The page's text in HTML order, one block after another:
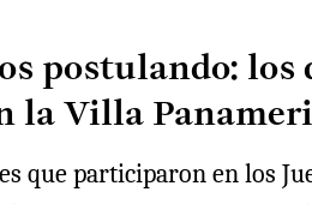
postulando: los
la Villa
que participaron en los